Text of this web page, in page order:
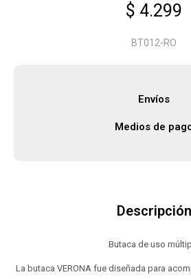
$ 4.299
BT012-RO
Envíos
Medios de
Descripción
Butaca de uso
La butaca VERONA fue diseñada para